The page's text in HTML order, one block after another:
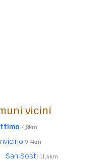
vicini
4,8km
9,4km
San Sosti 11,4km